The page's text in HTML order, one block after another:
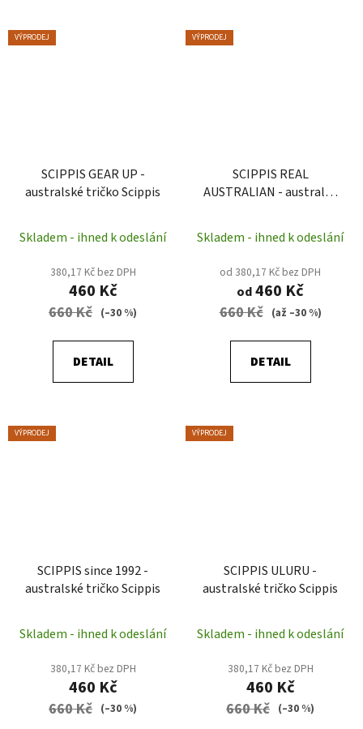
VÝPRODEJ
SCIPPIS GEAR UP -
australské tričko Scippis
Skladem - ihned k odeslání
380,17 Kč bez DPH
460 Kč
660 Kč (–30 %)
DETAIL
VÝPRODEJ
SCIPPIS REAL
AUSTRALIAN - australké
Skladem - ihned k odeslání
od 380,17 Kč bez DPH
od460 Kč
660 Kč (až –30 %)
DETAIL
VÝPRODEJ
SCIPPIS since 1992 -
australské tričko Scippis
Skladem - ihned k odeslání
380,17 Kč bez DPH
460 Kč
660 Kč (–30 %)
VÝPRODEJ
SCIPPIS ULURU -
australské tričko Scippis
Skladem - ihned k odeslání
380,17 Kč bez DPH
460 Kč
660 Kč (–30 %)